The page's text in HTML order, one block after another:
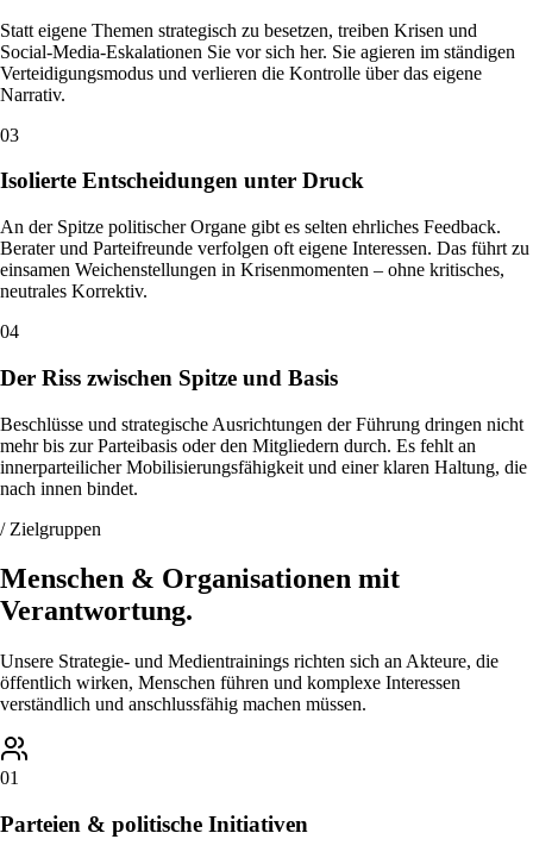
Statt eigene Themen strategisch zu besetzen, treiben Krisen und
Social-Media-Eskalationen Sie vor sich her. Sie agieren im ständigen
Verteidigungsmodus und verlieren die Kontrolle über das eigene
Narrativ.
03
Isolierte Entscheidungen unter Druck
An der Spitze politischer Organe gibt es selten ehrliches Feedback.
Berater und Parteifreunde verfolgen oft eigene Interessen. Das führt zu
einsamen Weichenstellungen in Krisenmomenten – ohne kritisches,
neutrales Korrektiv.
04
Der Riss zwischen Spitze und Basis
Beschlüsse und strategische Ausrichtungen der Führung dringen nicht
mehr bis zur Parteibasis oder den Mitgliedern durch. Es fehlt an
innerparteilicher Mobilisierungsfähigkeit und einer klaren Haltung, die
nach innen bindet.
/ Zielgruppen
Menschen & Organisationen mit
Verantwortung.
Unsere Strategie- und Medientrainings richten sich an Akteure, die
öffentlich wirken, Menschen führen und komplexe Interessen
verständlich und anschlussfähig machen müssen.
01
Parteien & politische Initiativen